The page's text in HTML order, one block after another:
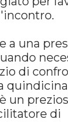
a una
di
un
di